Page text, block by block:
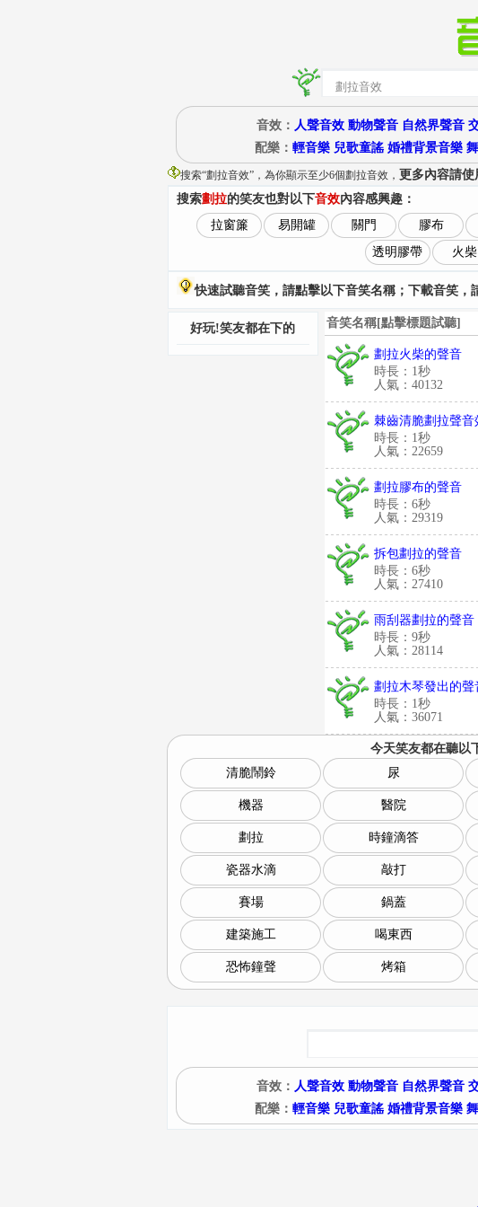
音效： 人聲音效 動物聲音 自然界聲音
配樂： 輕音樂 兒歌童謠 婚禮背景音樂
搜索“劃拉音效”，為你顯示至少6個劃拉音效， 更多內容請使
搜索劃拉的笑友也對以下音效內容感興趣：
拉窗簾
易開罐 關門 膠布
透明膠帶
火柴
快速試聽音笑，請點擊以下音笑名稱；下載音笑，
音笑名稱[點擊標題試聽]
劃拉火柴的聲音
時長：1秒
人氣：40132
棘齒清脆劃拉聲音
時長：1秒
人氣：22659
劃拉膠布的聲音
時長：6秒
人氣：29319
拆包劃拉的聲音
時長：6秒
人氣：27410
雨刮器劃拉的聲音
時長：9秒
人氣：28114
劃拉木琴發出的聲
時長：1秒
人氣：36071
好玩!笑友都在下的
今天笑友都在聽以
清脆鬧鈴
尿
機器 醫院
劃拉 時鐘滴答
瓷器水滴 敲打
賽場 鍋蓋
建築施工 喝東西
恐怖鐘聲 烤箱
音效： 人聲音效 動物聲音 自然界聲音
配樂： 輕音樂 兒歌童謠 婚禮背景音樂